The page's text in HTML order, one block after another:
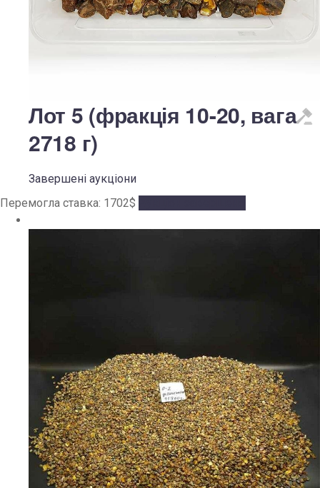
Лот 5 (фракція 10-20, вага
2718 г)
Завершені аукціони
Перемогла ставка: 1702$